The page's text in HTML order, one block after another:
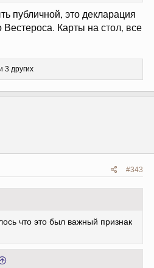
публичной, это декларация
Карты на стол, все
3 других
#343
что это был важный признак